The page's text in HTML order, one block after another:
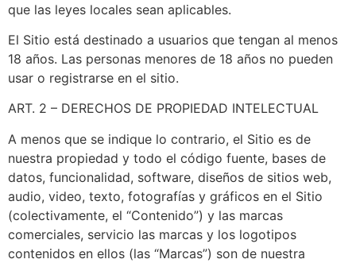
que las leyes locales sean aplicables.
El Sitio está destinado a usuarios que tengan al menos
18 años. Las personas menores de 18 años no pueden
usar o registrarse en el sitio.
ART. 2 – DERECHOS DE PROPIEDAD INTELECTUAL
A menos que se indique lo contrario, el Sitio es de
nuestra propiedad y todo el código fuente, bases de
datos, funcionalidad, software, diseños de sitios web,
audio, video, texto, fotografías y gráficos en el Sitio
(colectivamente, el “Contenido”) y las marcas
comerciales, servicio las marcas y los logotipos
contenidos en ellos (las “Marcas”) son de nuestra